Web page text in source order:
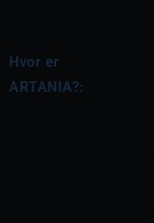
Hvor er
ARTANIA?: